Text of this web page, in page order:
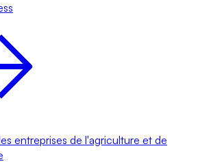
entreprises de l'agriculture et de